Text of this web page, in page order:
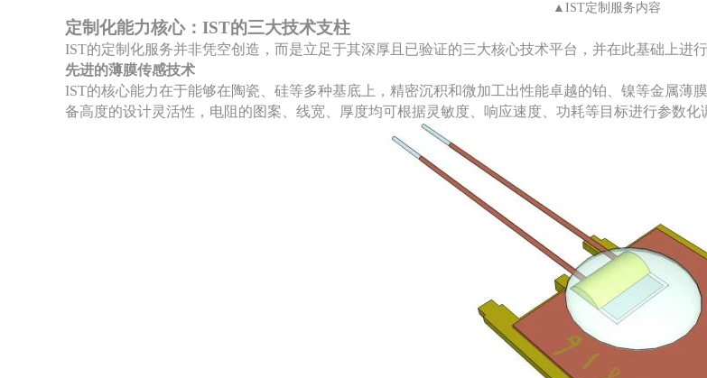
▲IST定制服务内容
定制化能力核心： IST的三大技术支柱
IST的定制化服务并非凭空创造，而是立足于其深厚且已验证的三大核心技术平台，并在此基础上进行
先进的薄膜传感技术
IST的核心能力在于能够在陶瓷、硅等多种基底上，精密沉积和微加工出性能卓越的铂、镍等金属
备高度的设计灵活性，电阻的图案、线宽、厚度均可根据灵敏度、响应速度、功耗等目标进行参数化